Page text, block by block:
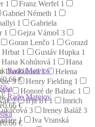
1 Franz Werfel 1
Gabriel Németh 1
1
Gabriela
1 Gejza Vámoš 3
Goran Lenčo 1
Gorazd
Hrbat 1 Gustáv Hupka 1
Hana Kohútová 1
Hana
Dvořáková1
Helena
3 Henry Fielding 1
1 Honoré de Balzac 1
2 Iľja Iľf1
Imrich
3 Ireney Baláž 3
1
Iva Vranská
Rado Matejov
0.66 €
Rado Matejov
0.66 €
0.66 €